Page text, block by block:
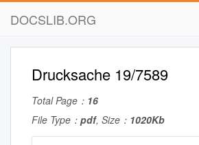
DOCSLIB.ORG
Drucksache 19/7589
Total Page： 16
File Type： pdf, Size： 1020Kb